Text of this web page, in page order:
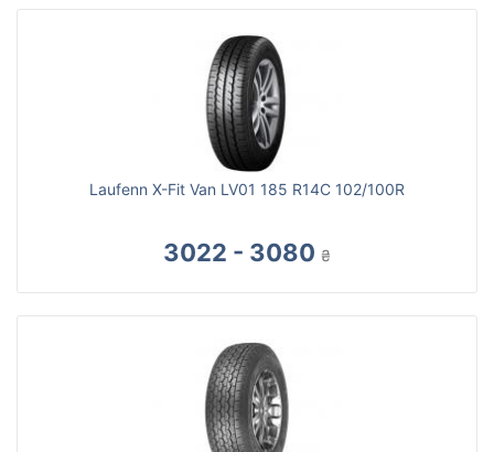
Laufenn X-Fit Van LV01 185 R14C 102/100R
3022 - 3080 ₴